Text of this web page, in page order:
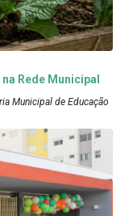
Rede Municipal
Municipal de Educação